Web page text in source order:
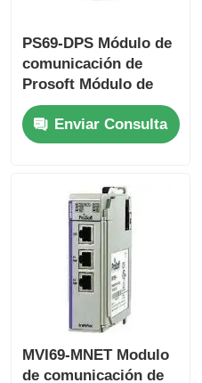
PS69-DPS Módulo de
comunicación de
Prosoft Módulo de
interfaz de ProfiBus
Enviar Consulta
MVI69-MNET Modulo
de comunicación de